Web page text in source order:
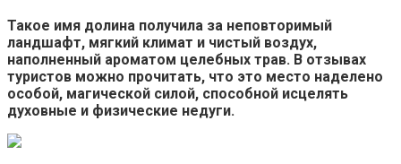
Такое имя долина получила за неповторимый
ландшафт, мягкий климат и чистый воздух,
наполненный ароматом целебных трав. В отзывах
туристов можно прочитать, что это место наделено
особой, магической силой, способной исцелять
духовные и физические недуги.